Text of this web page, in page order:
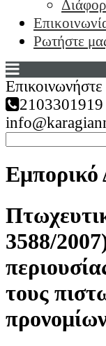
Ρωτήστε
Εμπορικό
3588/
τους